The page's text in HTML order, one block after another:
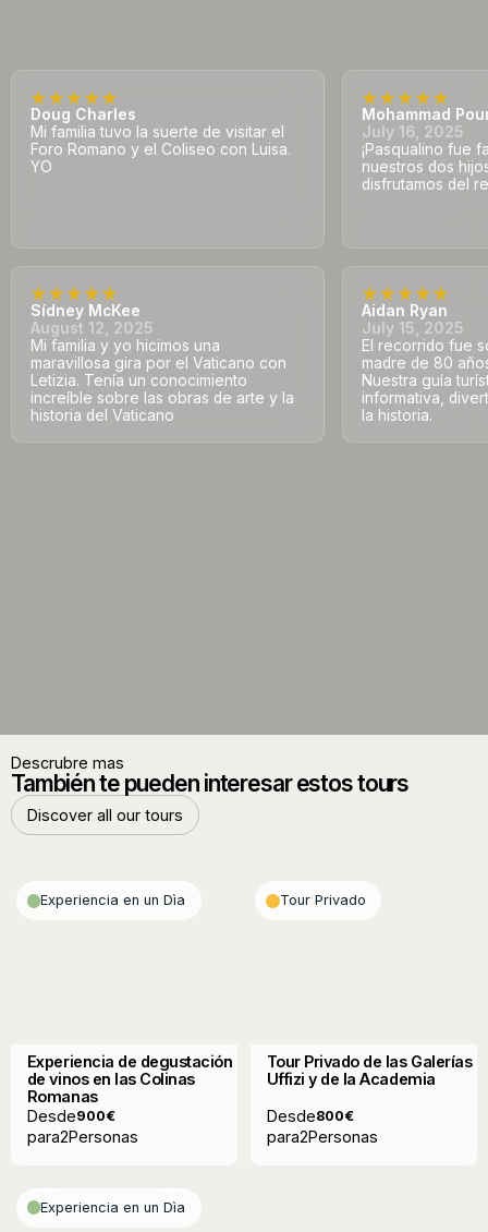
Doug Charles
Mi familia tuvo la suerte de visitar el
Foro Romano y el Coliseo con Luisa.
YO
Mohammad
July 16, 2025
¡Pasqualino fue
nuestros dos
disfrutamos del
Sídney McKee
August 12, 2025
Mi familia y yo hicimos una
maravillosa gira por el Vaticano con
Letizia. Tenía un conocimiento
increíble sobre las obras de arte y la
historia del Vaticano
Aidan Ryan
July 15, 2025
El recorrido fue
madre de 80
Nuestra guía
informativa,
la historia.
Descrubre mas
También te pueden interesar estos tours
Discover all our tours
Discover all our tours
Experiencia en un Dìa
Experiencia de degustación
de vinos en las Colinas
Romanas
Desde900€
para2Personas
Tour Privado
Tour Privado de las Galerías
Uffizi y de la Academia
Desde800€
para2Personas
Experiencia en un Dìa